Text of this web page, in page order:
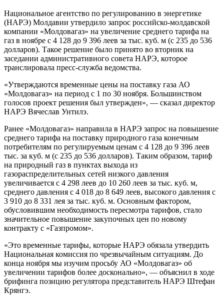
Национальное агентство по регулированию в энергетике
(НАРЭ) Молдавии утвердило запрос российско-молдавской
компании «Молдовагаз» на увеличение среднего тарифа на
газ в ноябре с 4 128 до 9 396 леев за тыс. куб. м (с 235 до 536
долларов). Такое решение было принято во вторник на
заседании административного совета НАРЭ, которое
транслировала пресс-служба ведомства.
«Утверждаются временные цены на поставку газа АО
«Молдовагаз» на период с 1 по 30 ноября. Большинством
голосов проект решения был утвержден», — сказал директор
НАРЭ Вячеслав Унтилэ.
Ранее «Молдовагаз» направила в НАРЭ запрос на повышение
среднего тарифа на поставку природного газа конечным
потребителям по регулируемым ценам с 4 128 до 9 396 леев
тыс. за куб. м (с 235 до 536 долларов). Таким образом, тариф
на природный газ в пунктах выхода из
газораспределительных сетей низкого давления
увеличивается с 4 298 леев до 10 260 леев за тыс. куб. м,
среднего давления с 4 018 до 8 649 леев, высокого давления с
3 910 до 8 331 лея за тыс. куб. м. Основным фактором,
обусловившим необходимость пересмотра тарифов, стало
значительное повышение закупочных цен по новому
контракту с «Газпромом».
«Это временные тарифы, которые НАРЭ обязала утвердить
Национальная комиссия по чрезвычайным ситуациям. До
конца ноября мы изучим просьбу АО «Молдовагаз» об
увеличении тарифов более досконально», — объяснил в ходе
брифинга позицию регулятора представитель НАРЭ Штефан
Крянгэ.